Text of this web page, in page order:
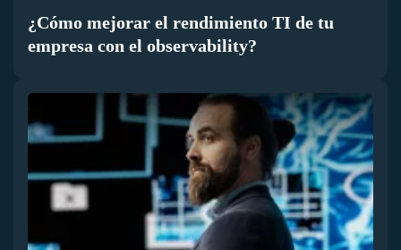
¿Cómo mejorar el rendimiento TI de tu
empresa con el observability?